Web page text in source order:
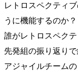
レトロスペクティ
うに機能するのか？
誰がレトロスペク
先発組の振り返り
アジャイルチーム